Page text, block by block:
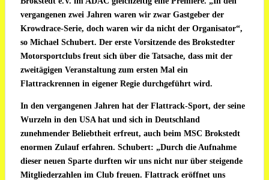
vergangenen zwei Jahren waren wir zwar Gastgeber der
Krowdrace-Serie, doch waren wir da nicht der Organisator“,
so Michael Schubert. Der erste Vorsitzende des Brokstedter
Motorsportclubs freut sich über die Tatsache, dass mit der
zweitägigen Veranstaltung zum ersten Mal ein
Flattrackrennen in eigener Regie durchgeführt wird.
In den vergangenen Jahren hat der Flattrack-Sport, der seine
Wurzeln in den USA hat und sich in Deutschland
zunehmender Beliebtheit erfreut, auch beim MSC Brokstedt
enormen Zulauf erfahren. Schubert: „Durch die Aufnahme
dieser neuen Sparte durften wir uns nicht nur über steigende
Mitgliederzahlen im Club freuen. Flattrack eröffnet uns